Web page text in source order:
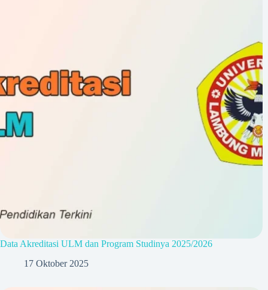
Data Akreditasi ULM dan Program Studinya 2025/2026
17 Oktober 2025